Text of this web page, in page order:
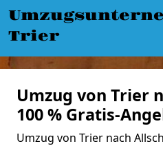
Trier
Umzug von Trier
100 % Gratis-
Umzug von Trier nach